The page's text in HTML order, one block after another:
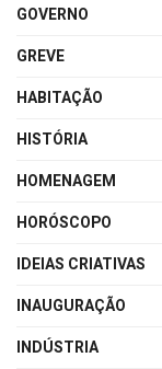
GOVERNO
GREVE
HABITAÇÃO
HISTÓRIA
HOMENAGEM
HORÓSCOPO
IDEIAS CRIATIVAS
INAUGURAÇÃO
INDÚSTRIA